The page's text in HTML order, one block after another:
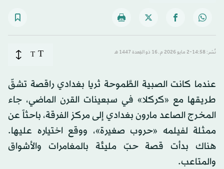
نُشر: 14:58-2 مايو 2026 م ـ 16 ذو القِعدة 1447 هـ T
T
عندما كانت الصبية الطَّموحة ثريا بغدادي راقصة تشقّ
طريقها مع «كركلا» في سبعينات القرن الماضي، جاء
المخرج الصاعد مارون بغدادي إلى مركز الفرقة، باحثاً عن
ممثلة لفيلمه «حروب صغيرة»، ووقع اختياره عليها.
هناك بدأت قصة حبّ مليئة بالمغامرات والأشواق
والمتاعب.